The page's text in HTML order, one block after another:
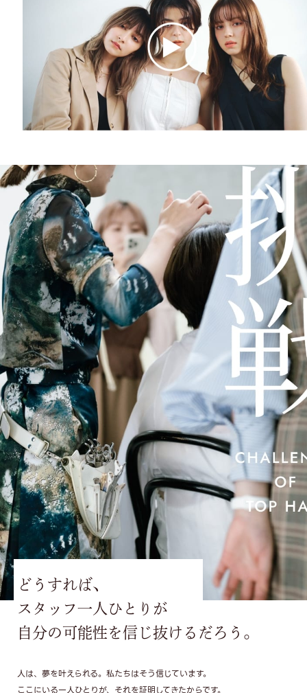
どうすれば、
スタッフ一人ひとりが
自分の可能性を信じ抜けるだろう。
人は、夢を叶えられる。私たちはそう信じています。
ここにいる一人ひとりが、それを証明してきたからです。